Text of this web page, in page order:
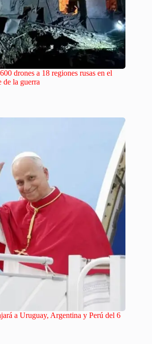
drones a 18 regiones rusas en el
de la guerra
a Uruguay, Argentina y Perú del 6